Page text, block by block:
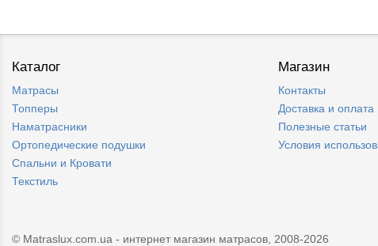
Каталог
Матрасы
Топперы
Наматрасники
Ортопедические подушки
Спальни и Кровати
Текстиль
Магазин
Контакты
Доставка и оплата
Полезные статьи
Условия
© Matraslux.com.ua - интернет магазин матрасов, 2008-2026